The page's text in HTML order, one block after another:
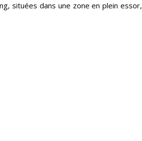
situées dans une zone en plein essor,